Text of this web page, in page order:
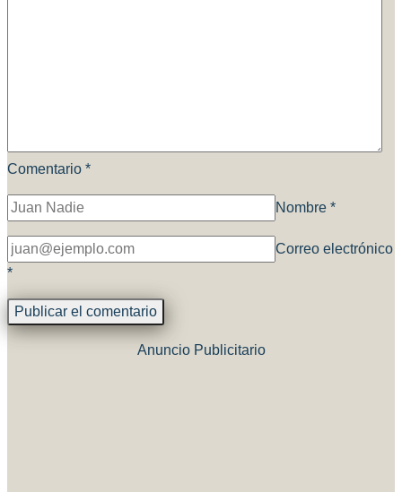
Comentario *
Nombre *
Correo electrónico
*
Anuncio Publicitario